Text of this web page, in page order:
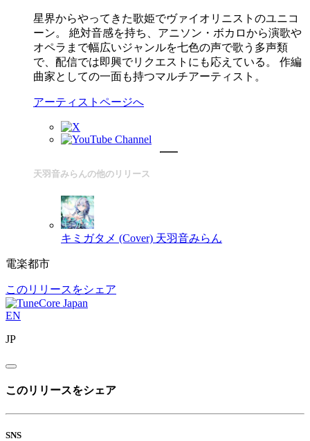
星界からやってきた歌姫でヴァイオリニストのユニコ
ーン。 絶対音感を持ち、アニソン・ボカロから演歌や
オペラまで幅広いジャンルを七色の声で歌う多声類
で、配信では即興でリクエストにも応えている。 作編
曲家としての一面も持つマルチアーティスト。
アーティストページへ
天羽音みらんの他のリリース
キミガタメ (Cover) 天羽音みらん
電楽都市
このリリースをシェア
EN
JP
このリリースをシェア
SNS